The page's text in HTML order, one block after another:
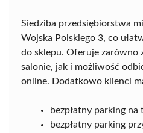
Siedziba przedsiębiorstwa
Wojska Polskiego 3, co
do sklepu. Oferuje zarówno
salonie, jak i możliwość
online. Dodatkowo klienci
bezpłatny parking na
bezpłatny parking